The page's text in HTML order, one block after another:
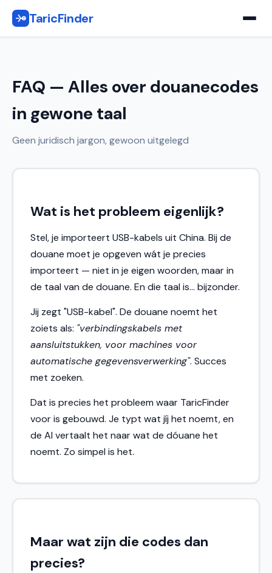
TaricFinder
FAQ — Alles over douanecodes
in gewone taal
Geen juridisch jargon, gewoon uitgelegd
Wat is het probleem eigenlijk?
Stel, je importeert USB-kabels uit China. Bij de
douane moet je opgeven wát je precies
importeert — niet in je eigen woorden, maar in
de taal van de douane. En die taal is... bijzonder.
Jij zegt "USB-kabel". De douane noemt het
zoiets als: "verbindingskabels met
aansluitstukken, voor machines voor
automatische gegevensverwerking". Succes
met zoeken.
Dat is precies het probleem waar TaricFinder
voor is gebouwd. Je typt wat jíj het noemt, en
de AI vertaalt het naar wat de dóuane het
noemt. Zo simpel is het.
Maar wat zijn die codes dan
precies?